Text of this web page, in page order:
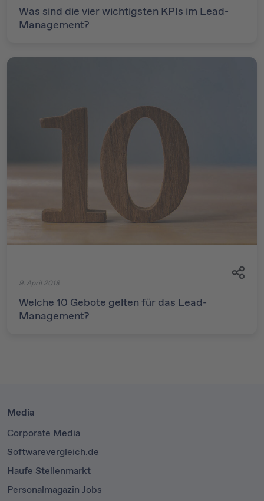
Was sind die vier wichtigsten KPIs im Lead-
Management?
9. April 2018
Welche 10 Gebote gelten für das Lead-
Management?
Media
Corporate Media
Softwarevergleich.de
Haufe Stellenmarkt
Personalmagazin Jobs